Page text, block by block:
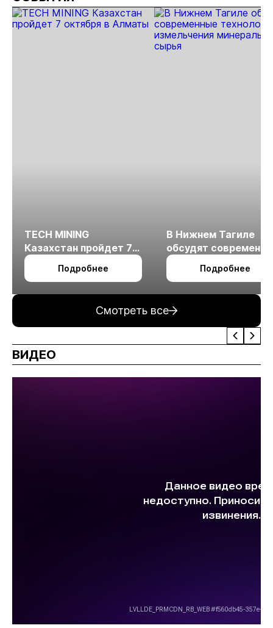
TECH MINING
Казахстан пройдет 7
октября в Алматы
Подробнее
В Нижнем Тагиле
обсудят
технологии
измельчения
Подробнее
Смотреть все
ВИДЕО